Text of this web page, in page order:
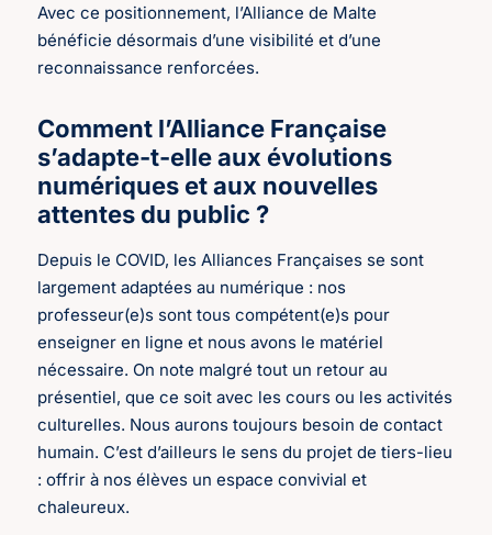
Avec ce positionnement, l’Alliance de Malte
bénéficie désormais d’une visibilité et d’une
reconnaissance renforcées.
Comment l’Alliance Française
s’adapte-t-elle aux évolutions
numériques et aux nouvelles
attentes du public ?
Depuis le COVID, les Alliances Françaises se sont
largement adaptées au numérique : nos
professeur(e)s sont tous compétent(e)s pour
enseigner en ligne et nous avons le matériel
nécessaire. On note malgré tout un retour au
présentiel, que ce soit avec les cours ou les activités
culturelles. Nous aurons toujours besoin de contact
humain. C’est d’ailleurs le sens du projet de tiers-lieu
: offrir à nos élèves un espace convivial et
chaleureux.